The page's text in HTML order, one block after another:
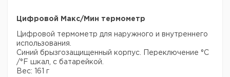
Цифровой Макс/Мин термометр
Цифровой термометр для наружного и внутреннего
использования.
Синий брызгозащищенный корпус. Переключение °C
/°F шкал, с батарейкой.
Вес: 161 г